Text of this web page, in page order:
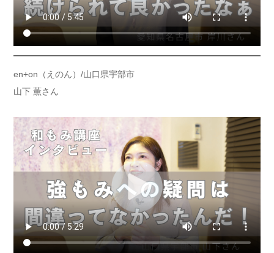
en+on（えのん）/山口県宇部市
山下 薫さん